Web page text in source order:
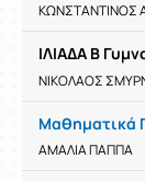
ΚΩΝΣΤΑΝΤΙΝΟΣ
ΙΛΙΑΔΑ Β
ΝΙΚΟΛΑΟΣ
Μαθηματικά
ΑΜΑΛΙΑ ΠΑΠΠΑ